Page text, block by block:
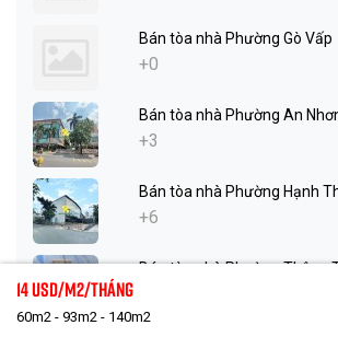
Bán tòa nhà Phường Gò Vấp
+0
Bán tòa nhà Phường An
+3
Bán tòa nhà Phường Hạnh
+6
Bán tòa nhà Phường Thông
14 Usd/m2/tháng
60m2 - 93m2 - 140m2